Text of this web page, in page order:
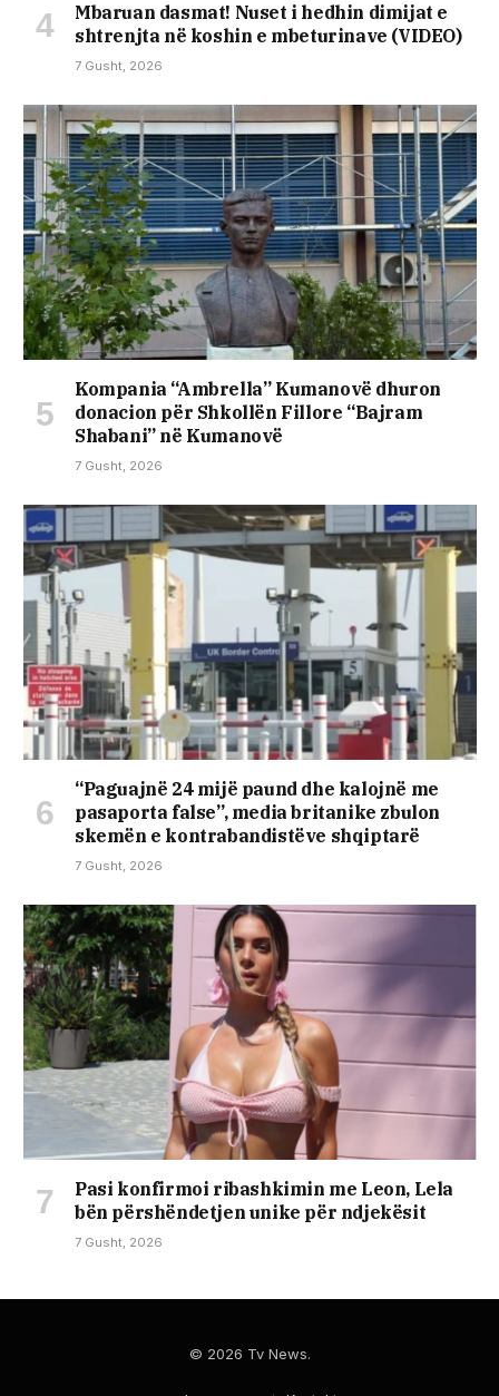
Mbaruan dasmat! Nuset i hedhin dimijat e
shtrenjta në koshin e mbeturinave (VIDEO)
7 Gusht, 2026
Kompania “Ambrella” Kumanovë dhuron
donacion për Shkollën Fillore “Bajram
Shabani” në Kumanovë
7 Gusht, 2026
“Paguajnë 24 mijë paund dhe kalojnë me
pasaporta false”, media britanike zbulon
skemën e kontrabandistëve shqiptarë
7 Gusht, 2026
Pasi konfirmoi ribashkimin me Leon, Lela
bën përshëndetjen unike për ndjekësit
7 Gusht, 2026
© 2026 Tv News.